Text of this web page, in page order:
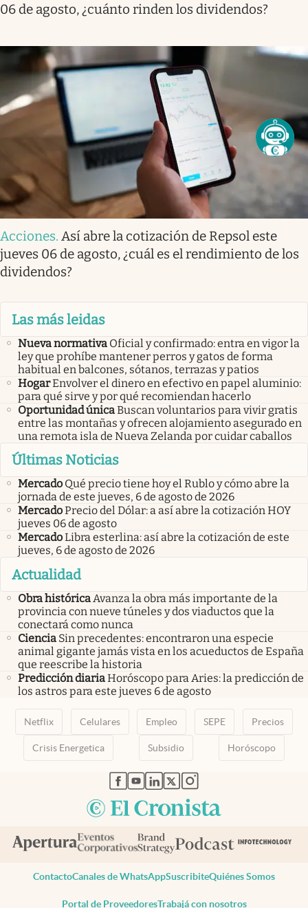
06 de agosto, ¿cuánto rinden los dividendos?
Acciones. Así abre la cotización de Repsol este
jueves 06 de agosto, ¿cuál es el rendimiento de los
dividendos?
Las más leidas
Nueva normativa Oficial y confirmado: entra en vigor la
ley que prohíbe mantener perros y gatos de forma
habitual en balcones, sótanos, terrazas y patios
HogarEnvolver el dinero en efectivo en papel aluminio:
para qué sirve y por qué recomiendan hacerlo
Oportunidad únicaBuscan voluntarios para vivir gratis
entre las montañas y ofrecen alojamiento asegurado en
una remota isla de Nueva Zelanda por cuidar caballos
Últimas Noticias
Mercado Qué precio tiene hoy el Rublo y cómo abre la
jornada de este jueves, 6 de agosto de 2026
MercadoPrecio del Dólar: a así abre la cotización HOY
jueves 06 de agosto
MercadoLibra esterlina: así abre la cotización de este
jueves, 6 de agosto de 2026
Actualidad
Obra históricaAvanza la obra más importante de la
provincia con nueve túneles y dos viaductos que la
conectará como nunca
Ciencia Sin precedentes: encontraron una especie
animal gigante jamás vista en los acueductos de España
que reescribe la historia
Predicción diariaHoróscopo para Aries: la predicción de
los astros para este jueves 6 de agosto
Netflix Celulares Empleo SEPE Precios
Crisis Energetica Subsidio Horóscopo
abre en nueva pestaña
abre en nueva pestaña
abre en nueva pestaña
abre en nueva pestaña
abre en nueva pestaña
ContactoCanales de WhatsAppSuscribiteQuiénes Somos
Portal de ProveedoresTrabajá con nosotros